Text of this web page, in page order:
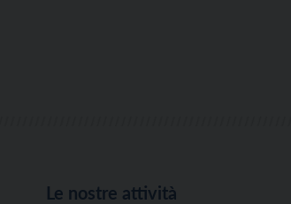
Le nostre attività